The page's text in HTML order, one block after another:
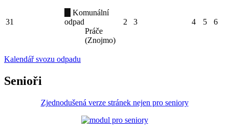
31
Komunální
odpad
Práče
(Znojmo)
2 3 4 5 6
Kalendář svozu odpadu
Senioři
Zjednodušená verze stránek nejen pro seniory